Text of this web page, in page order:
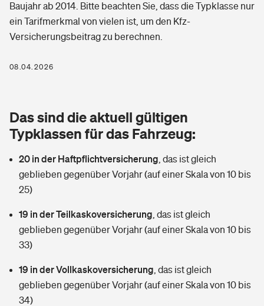
Arbeitsrechtsschutz
Berufshaftpflichtversicherung
Zur Übersicht
Tools
Wer versichert was: Jetzt Versicherer finden
Sie haben Fragen?
Glasversicherung
Mietkautionsversicherung
Restkreditversicherung
Zur Übersicht
Tools
Pri­vate Haft­pflicht­
Kinderunfall­ver­si­che­rung
Kinderinvalidität
Hundehalter-Haftpflicht
Handyversicherung
Gesundheit
Private Krankenversicherung
Dread-Disease-Versicherung
Tierkrankenversicherung
Zur Übersicht
Tools
Wer versichert was: Jetzt Versicherer finden
Sie haben Fragen?
Baujahr ab 2014. Bitte beachten Sie, dass die Typklasse nur
ein Tarifmerkmal von vielen ist, um den Kfz-
Versicherungsbeitrag zu berechnen.
08.04.2026
Das sind die aktuell gültigen
Typklassen für das Fahrzeug:
20 in der Haftpflichtversicherung das ist gleich
geblieben gegenüber Vorjahr (auf einer Skala von 10 bis
25)
19 in der Teilkaskoversicherung das ist gleich
geblieben gegenüber Vorjahr (auf einer Skala von 10 bis
33)
19 in der Vollkaskoversicherung das ist gleich
geblieben gegenüber Vorjahr (auf einer Skala von 10 bis
34)